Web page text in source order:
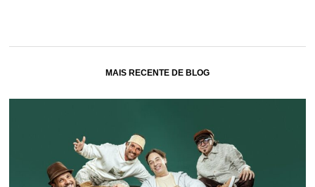
MAIS RECENTE DE BLOG